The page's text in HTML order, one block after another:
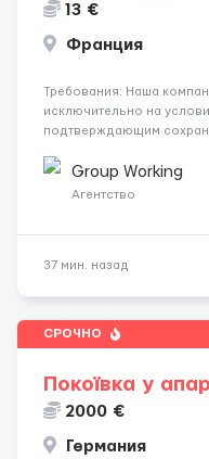
13 €
Франция
Требования: Наша
исключительно на
подтверждающим
A1 могут получить
рынку труда ЕС (Укра...
Group Working
Агентство
37 мин. назад
СРОЧНО
Покоївка у
2000 €
Германия